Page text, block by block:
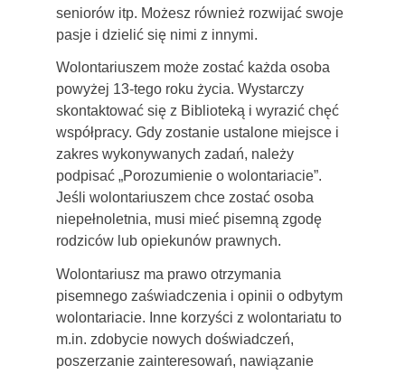
seniorów itp. Możesz również rozwijać swoje
pasje i dzielić się nimi z innymi.
Wolontariuszem może zostać każda osoba
powyżej 13-tego roku życia. Wystarczy
skontaktować się z Biblioteką i wyrazić chęć
współpracy. Gdy zostanie ustalone miejsce i
zakres wykonywanych zadań, należy
podpisać „Porozumienie o wolontariacie”.
Jeśli wolontariuszem chce zostać osoba
niepełnoletnia, musi mieć pisemną zgodę
rodziców lub opiekunów prawnych.
Wolontariusz ma prawo otrzymania
pisemnego zaświadczenia i opinii o odbytym
wolontariacie. Inne korzyści z wolontariatu to
m.in. zdobycie nowych doświadczeń,
poszerzanie zainteresowań, nawiązanie